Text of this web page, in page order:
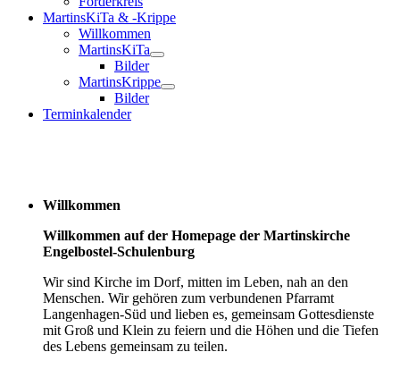
MartinsKiTa & -Krippe
Willkommen
MartinsKiTa
Bilder
MartinsKrippe
Bilder
Terminkalender
Willkommen
Willkommen auf der Homepage der Martinskirche
Engelbostel-Schulenburg
Wir sind Kirche im Dorf, mitten im Leben, nah an den
Menschen. Wir gehören zum verbundenen Pfarramt
Langenhagen-Süd und lieben es, gemeinsam Gottesdienste
mit Groß und Klein zu feiern und die Höhen und die Tiefen
des Lebens gemeinsam zu teilen.